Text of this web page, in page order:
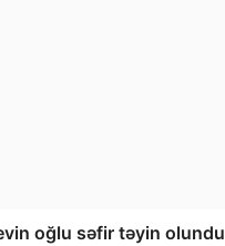
oğlu səfir təyin olundu